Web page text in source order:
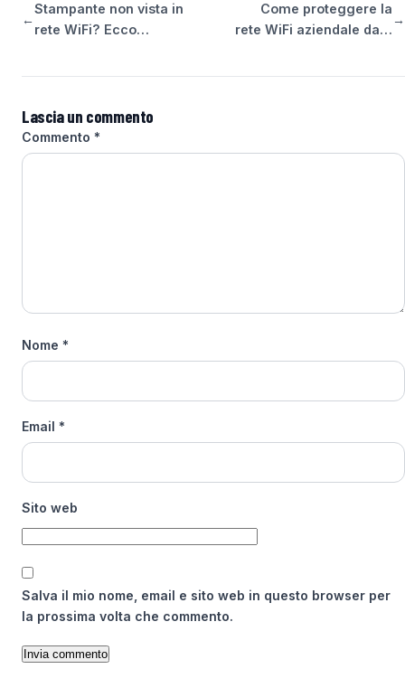
←
Stampante non vista in
rete WiFi? Ecco…
Come proteggere la
rete WiFi aziendale da…
→
Lascia un commento
Commento *
Nome *
Email *
Sito web
Salva il mio nome, email e sito web in questo browser per
la prossima volta che commento.